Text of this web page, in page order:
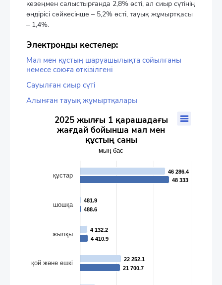
кезеңмен салыстырғанда 2,8% өсті, ал сиыр сүтінің
өндірісі сәйкесінше – 5,2% өсті, тауық жұмыртқасы
– 1,4%.
Электронды кестелер:
Мал мен құстың шаруашылықта сойылғаны
немесе союға өткізілгені
Сауылған сиыр сүтi
Алынған тауық жұмыртқалары
2025 жылғы 1 қарашадағы жағдай бойынша мал мен
Bar chart with 2 data series.
The chart has 1 X axis displaying categories.
The chart has 1 Y axis displaying values. Data ranges from
2025 жылғы 1 қарашадағы
жағдай бойынша мал мен
құстың саны
мың бас
21 700.7
21 700.7
4 410.9
4 410.9
488.6
488.6
48 333
48 333
22 252.1
22 252.1
4 132.2
4 132.2
481.9
481.9
46 286.4
46 286.4
қой және ешкі
жылқы
шошқа
құстар